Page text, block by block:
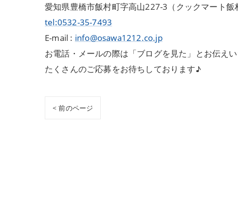
愛知県豊橋市飯村町字高山227-3（クックマート飯
tel:0532-35-7493
E-mail : info@osawa1212.co.jp
お電話・メールの際は「ブログを見た」とお伝えい
たくさんのご応募をお待ちしております♪
< 前のページ